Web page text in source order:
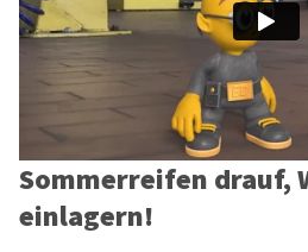
Sommerreifen drauf,
einlagern!